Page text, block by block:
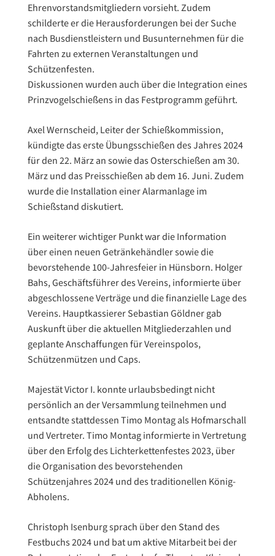
Ehrenvorstandsmitgliedern vorsieht. Zudem
schilderte er die Herausforderungen bei der Suche
nach Busdienstleistern und Busunternehmen für die
Fahrten zu externen Veranstaltungen und
Schützenfesten.
Diskussionen wurden auch über die Integration eines
Prinzvogelschießens in das Festprogramm geführt.
Axel Wernscheid, Leiter der Schießkommission,
kündigte das erste Übungsschießen des Jahres 2024
für den 22. März an sowie das Osterschießen am 30.
März und das Preisschießen ab dem 16. Juni. Zudem
wurde die Installation einer Alarmanlage im
Schießstand diskutiert.
Ein weiterer wichtiger Punkt war die Information
über einen neuen Getränkehändler sowie die
bevorstehende 100-Jahresfeier in Hünsborn. Holger
Bahs, Geschäftsführer des Vereins, informierte über
abgeschlossene Verträge und die finanzielle Lage des
Vereins. Hauptkassierer Sebastian Göldner gab
Auskunft über die aktuellen Mitgliederzahlen und
geplante Anschaffungen für Vereinspolos,
Schützenmützen und Caps.
Majestät Victor I. konnte urlaubsbedingt nicht
persönlich an der Versammlung teilnehmen und
entsandte stattdessen Timo Montag als Hofmarschall
und Vertreter. Timo Montag informierte in Vertretung
über den Erfolg des Lichterkettenfestes 2023, über
die Organisation des bevorstehenden
Schützenjahres 2024 und des traditionellen König-
Abholens.
Christoph Isenburg sprach über den Stand des
Festbuchs 2024 und bat um aktive Mitarbeit bei der